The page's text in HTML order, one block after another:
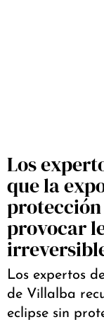
Los
que la
provocar
Los expertos
de Villalba
eclipse sin